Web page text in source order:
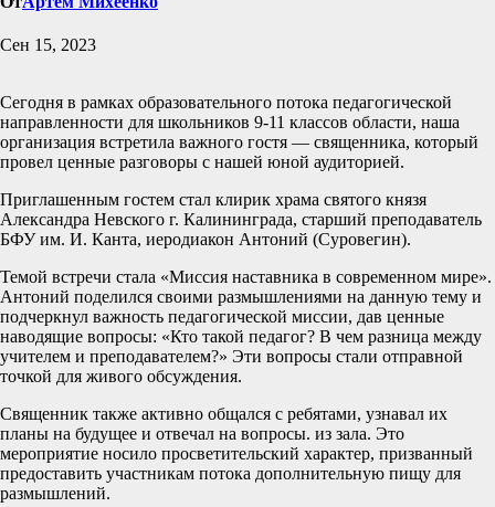
Сен 15, 2023
Сегодня в рамках образовательного потока педагогической
направленности для школьников 9-11 классов области, наша
организация встретила важного гостя — священника, который
провел ценные разговоры с нашей юной аудиторией.
Приглашенным гостем стал клирик храма святого князя
Александра Невского г. Калининграда, старший преподаватель
БФУ им. И. Канта, иеродиакон Антоний (Суровегин).
Темой встречи стала «Миссия наставника в современном мире».
Антоний поделился своими размышлениями на данную тему и
подчеркнул важность педагогической миссии, дав ценные
наводящие вопросы: «Кто такой педагог? В чем разница между
учителем и преподавателем?» Эти вопросы стали отправной
точкой для живого обсуждения.
Священник также активно общался с ребятами, узнавал их
планы на будущее и отвечал на вопросы. из зала. Это
мероприятие носило просветительский характер, призванный
предоставить участникам потока дополнительную пищу для
размышлений.